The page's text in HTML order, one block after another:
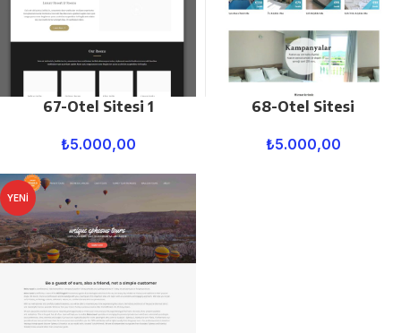
67-Otel Sitesi 1
₺5.000,00
68-Otel Sitesi
₺5.000,00
YENI